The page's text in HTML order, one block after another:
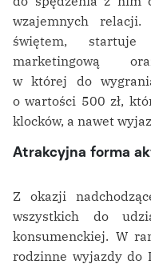
wzajemnych
świętem,
marketingową
w której do
o wartości 500 zł,
klocków, a nawet
Atrakcyjna forma
Z okazji
wszystkich do
konsumenckiej. W
rodzinne wyjazdy do